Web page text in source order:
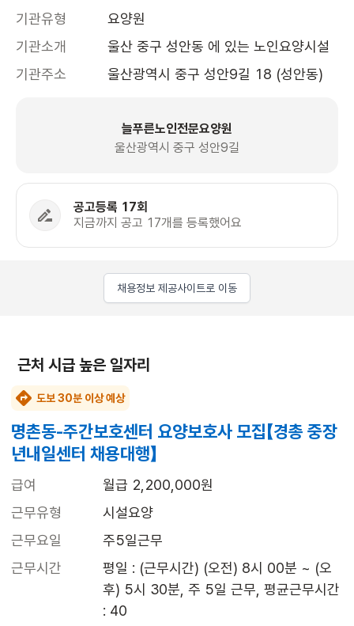
기관유형
요양원
기관소개
울산 중구 성안동 에 있는 노인요양시설
기관주소
울산광역시 중구 성안9길 18 (성안동)
늘푸른노인전문요양원
울산광역시 중구 성안9길
공고등록 17회
지금까지 공고 17개를 등록했어요
채용정보 제공사이트로 이동
근처 시급 높은 일자리
도보 30분 이상 예상
명촌동-주간보호센터 요양보호사 모집【경총 중장
년내일센터 채용대행】
급여
월급 2,200,000원
근무유형
시설요양
근무요일
주5일근무
근무시간
평일 : (근무시간) (오전) 8시 00분 ~ (오
후) 5시 30분, 주 5일 근무, 평균근무시간
: 40